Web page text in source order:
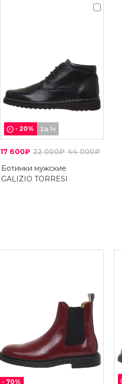
- 20% 2д 1ч
17 600₽ 22 000₽ 44 000₽
Ботинки мужские
GALIZIO TORRESI
- 70%